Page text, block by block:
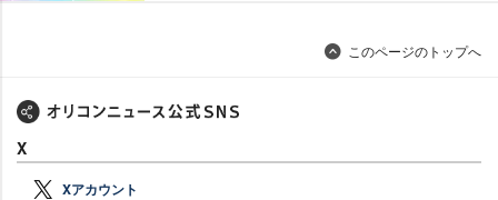
このページのトップへ
X
Xアカウント